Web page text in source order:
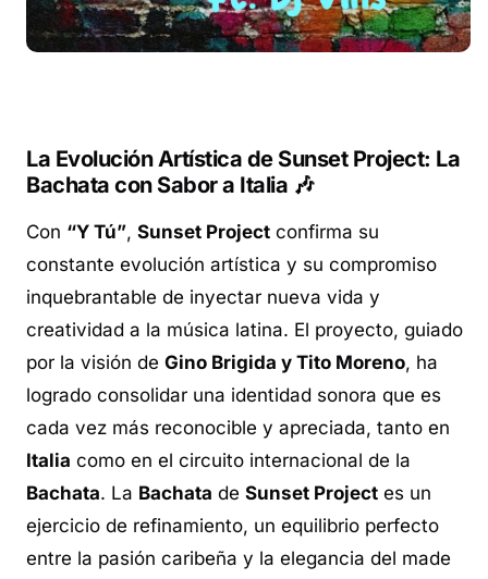
La Evolución Artística de Sunset Project: La
Bachata con Sabor a Italia 🎶
Con “Y Tú”, Sunset Project confirma su
constante evolución artística y su compromiso
inquebrantable de inyectar nueva vida y
creatividad a la música latina. El proyecto, guiado
por la visión de Gino Brigida y Tito Moreno, ha
logrado consolidar una identidad sonora que es
cada vez más reconocible y apreciada, tanto en
Italia como en el circuito internacional de la
Bachata. La Bachata de Sunset Project es un
ejercicio de refinamiento, un equilibrio perfecto
entre la pasión caribeña y la elegancia del made